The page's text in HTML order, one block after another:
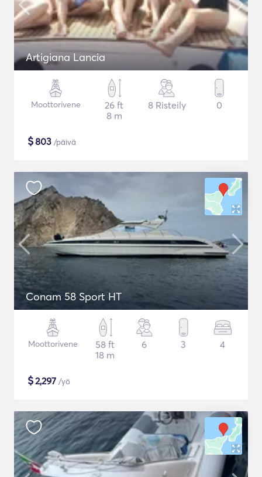
Artigiana Lancia
Moottorivene
26 ft
8 m
8 Risteily 0
$803 /päivä
Conam 58 Sport HT
Moottorivene
58 ft
18 m
6 3 4
$2,297 /yö